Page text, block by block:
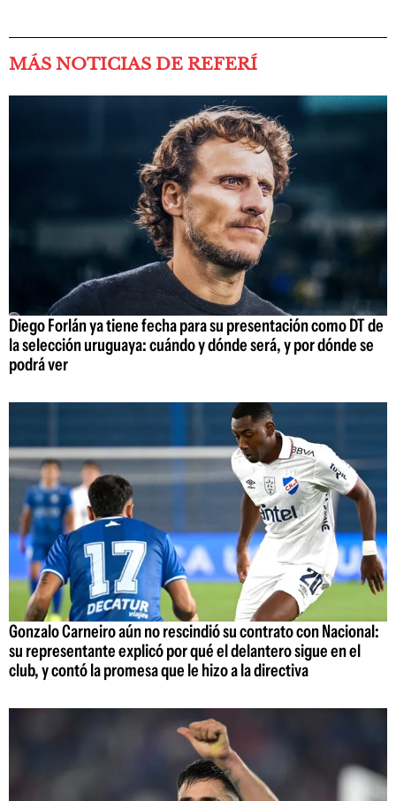
MÁS NOTICIAS DE REFERÍ
Diego Forlán ya tiene fecha para su presentación como DT de
la selección uruguaya: cuándo y dónde será, y por dónde se
podrá ver
Gonzalo Carneiro aún no rescindió su contrato con Nacional:
su representante explicó por qué el delantero sigue en el
club, y contó la promesa que le hizo a la directiva